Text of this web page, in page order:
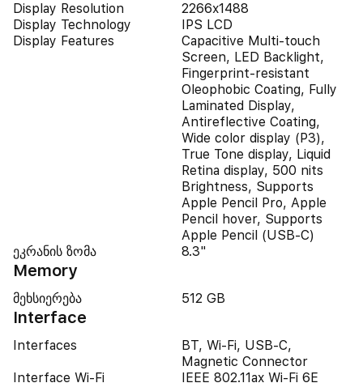
Display Resolution
2266x1488
Display Technology
IPS LCD
Display Features
Capacitive Multi-touch
Screen, LED Backlight,
Fingerprint-resistant
Oleophobic Coating, Fully
Laminated Display,
Antireflective Coating,
Wide color display (P3),
True Tone display, Liquid
Retina display, 500 nits
Brightness, Supports
Apple Pencil Pro, Apple
Pencil hover, Supports
Apple Pencil (USB‑C)
ეკრანის ზომა
8.3"
Memory
მეხსიერება 512 GB
Interface
Interfaces
BT, Wi-Fi, USB-C,
Magnetic Connector
Interface Wi-Fi
IEEE 802.11ax Wi-Fi 6E